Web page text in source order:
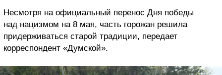
Несмотря на официальный перенос Дня победы
над нацизмом на 8 мая, часть горожан решила
придерживаться старой традиции, передает
корреспондент «Думской».